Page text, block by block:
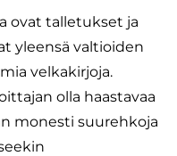
ovat talletukset ja
yleensä valtioiden
velkakirjoja.
olla haastavaa
monesti suurehkoja